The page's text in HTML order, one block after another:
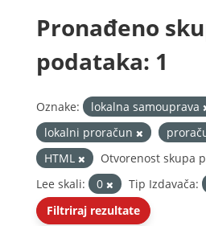
Pronađeno
podataka: 1
Oznake: lokalna samouprava
lokalni proračun
HTML
Otvorenost skupa
Lee skali:
0 Tip Izdavača:
Filtriraj rezultate